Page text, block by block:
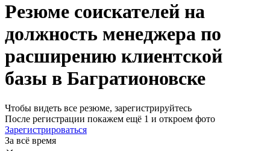
Резюме соискателей на
должность менеджера по
расширению клиентской
базы в Багратионовске
Чтобы видеть все резюме, зарегистрируйтесь
После регистрации покажем ещё 1 и откроем фото
Зарегистрироваться
За всё время